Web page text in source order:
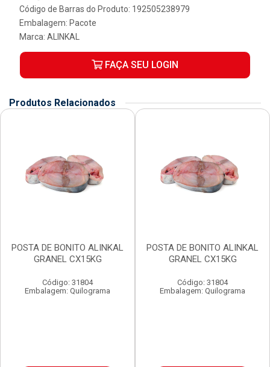
Código de Barras do Produto: 192505238979
Embalagem: Pacote
Marca: ALINKAL
FAÇA SEU LOGIN
Produtos Relacionados
POSTA DE BONITO ALINKAL
GRANEL CX15KG
Código: 31804
Embalagem: Quilograma
POSTA DE BONITO ALINKAL
GRANEL CX15KG
Código: 31804
Embalagem: Quilograma